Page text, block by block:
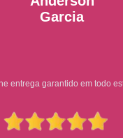
Placa
Placa de Carro
Placa de Carro
Yuri Martins
Ótimo atendimento